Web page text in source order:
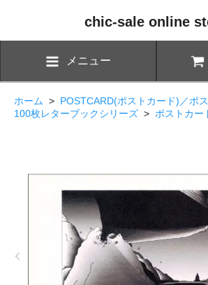
chic-sale online
メニュー
ホーム > POSTCARD(ポストカード)／ポ
100枚レターブックシリーズ > ポストカー